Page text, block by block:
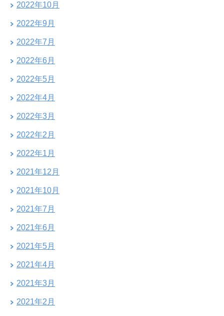
2022年10月
2022年9月
2022年7月
2022年6月
2022年5月
2022年4月
2022年3月
2022年2月
2022年1月
2021年12月
2021年10月
2021年7月
2021年6月
2021年5月
2021年4月
2021年3月
2021年2月